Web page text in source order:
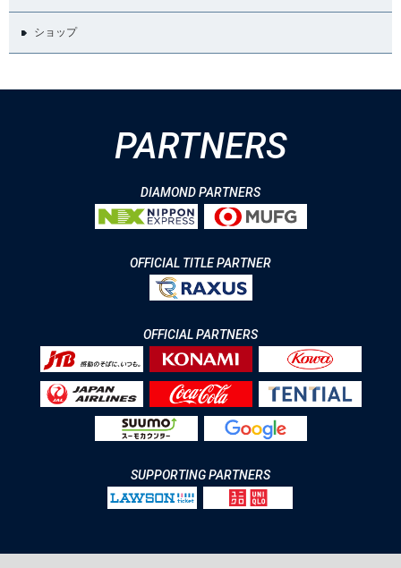
ショップ
PARTNERS
DIAMOND PARTNERS
OFFICIAL TITLE PARTNER
OFFICIAL PARTNERS
SUPPORTING PARTNERS